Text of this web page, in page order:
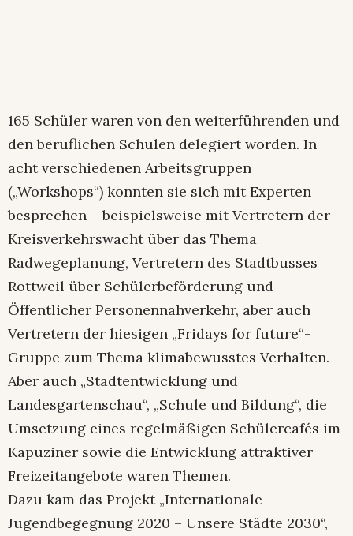
165 Schüler waren von den weiterführenden und
den beruflichen Schulen delegiert worden. In
acht verschiedenen Arbeitsgruppen
(„Workshops“) konnten sie sich mit Experten
besprechen – beispielsweise mit Vertretern der
Kreisverkehrswacht über das Thema
Radwegeplanung, Vertretern des Stadtbusses
Rottweil über Schülerbeförderung und
Öffentlicher Personennahverkehr, aber auch
Vertretern der hiesigen „Fridays for future“-
Gruppe zum Thema klimabewusstes Verhalten.
Aber auch „Stadtentwicklung und
Landesgartenschau“, „Schule und Bildung“, die
Umsetzung eines regelmäßigen Schülercafés im
Kapuziner sowie die Entwicklung attraktiver
Freizeitangebote waren Themen.
Dazu kam das Projekt „Internationale
Jugendbegegnung 2020 – Unsere Städte 2030“,